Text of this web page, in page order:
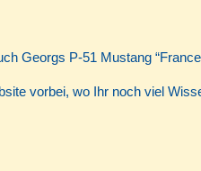
Georgs P-51 Mustang
vorbei, wo Ihr noch viel